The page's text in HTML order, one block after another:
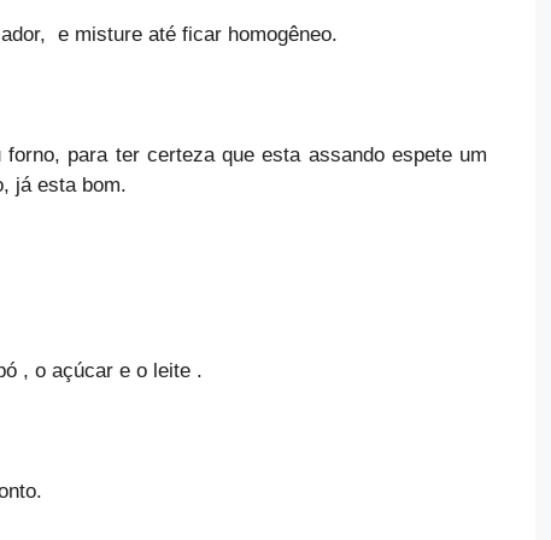
e misture até ficar homogêneo.
para ter certeza que esta assando espete um
já esta bom.
, o açúcar e o leite .